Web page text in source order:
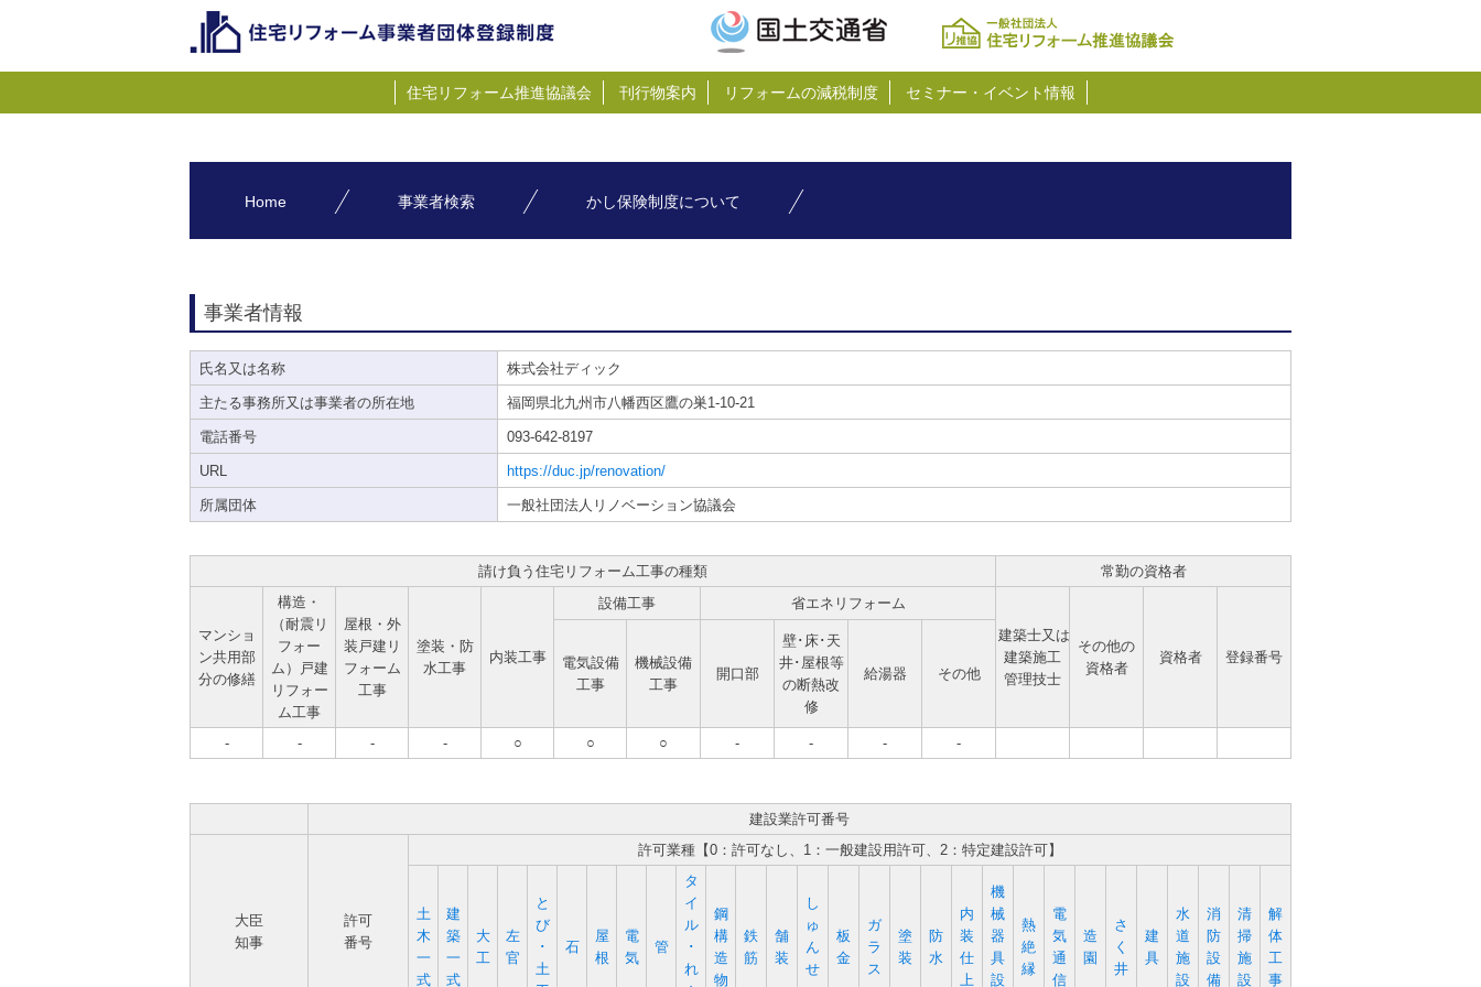
住宅リフォーム推進協議会 刊行物案内 リフォームの減税制度 セミナー・イベント情報
Home 事業者検索 かし保険制度について
事業者情報
氏名又は名称 株式会社ディック
主たる事務所又は事業者の所在地 福岡県北九州市八幡西区鷹の巣1-10-21
電話番号 093-642-8197
URL https://duc.jp/renovation/
所属団体 一般社団法人リノベーション協議会
請け負う住宅リフォーム工事の種類 常勤の資格者
マンショ
ン共用部
分の修繕
構造・
（耐震リ
フォー
ム）戸建
リフォー
ム工事
屋根・外
装戸建リ
フォーム
工事
塗装・防
水工事
内装工事
設備工事
省エネリフォーム
建築士又は
建築施工
管理技士
その他の
資格者
資格者 登録番号
電気設備
工事
機械設備
工事
開口部
壁･床･天
井･屋根等
の断熱改
修
給湯器 その他
- - - - ○ ○ ○ - - - -
建設業許可番号
大臣
知事
許可
番号
許可業種【0：許可なし、1：一般建設用許可、2：特定建設許可】
土
木
一
式
建
築
一
式
大
工
左
官
と
び
･
土
石
屋
根
電
気
管
タ
イ
ル
･
れ
鋼
構
造
物
鉄
筋
舗
装
し
ゅ
ん
せ
板
金
ガ
ラ
ス
塗
装
防
水
内
装
仕
上
機
械
器
具
設
熱
絶
縁
電
気
通
信
造
園
さ
く
井
建
具
水
道
施
設
消
防
設
備
清
掃
施
設
解
体
工
事